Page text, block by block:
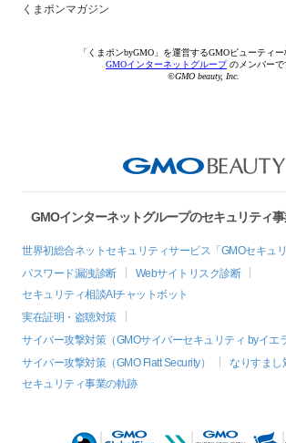
くまポンマガジン
「くまポンbyGMO」を運営するGMOビューティ
GMOインターネットグループのメンバーで
©GMO beauty, Inc.
GMOインターネットグループのセキュリティ
世界初総合ネットセキュリティサービス「GMOセキュリ
パスワード漏洩診断
Webサイトリスク診断
セキュリティ相談AIチャットボット
実在証明・盗聴対策
サイバー攻撃対策（GMOサイバーセキュリティ byイエ
サイバー攻撃対策（GMO Flatt Security）
なりすまし
セキュリティ事業の軌跡